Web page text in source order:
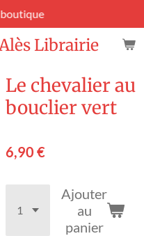
Librairie
Le chevalier au
bouclier vert
6,90 €
Ajouter
au
panier